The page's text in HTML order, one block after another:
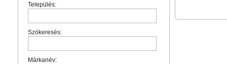
Település:
Szókeresés:
Márkanév: